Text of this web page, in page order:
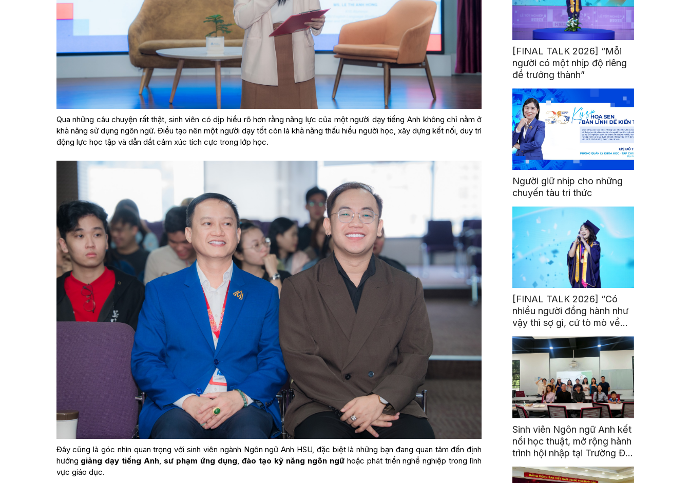
Qua những câu chuyện rất thật, sinh viên có dịp hiểu rõ hơn rằng năng lực của một người dạy tiếng Anh không chỉ nằm ở
khả năng sử dụng ngôn ngữ. Điều tạo nên một người dạy tốt còn là khả năng thấu hiểu người học, xây dựng kết nối, duy trì
động lực học tập và dẫn dắt cảm xúc tích cực trong lớp học.
Đây cũng là góc nhìn quan trọng với sinh viên ngành Ngôn ngữ Anh HSU, đặc biệt là những bạn đang quan tâm đến định
hướng giảng dạy tiếng Anh, sư phạm ứng dụng,đào tạo kỹ năng ngôn ngữhoặc phát triển nghề nghiệp trong lĩnh
vực giáo dục.
[FINAL TALK 2026] “Mỗi
người có một nhịp độ riêng
để trưởng thành”
Người giữ nhịp cho những
chuyến tàu tri thức
[FINAL TALK 2026] “Có
nhiều người đồng hành như
vậy thì sợ gì, cứ tò mò về
thế giới thôi”
Sinh viên Ngôn ngữ Anh kết
nối học thuật, mở rộng hành
trình hội nhập tại Trường Đại
học Quốc gia Malaysia